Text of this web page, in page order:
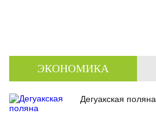
ЭКОНОМИКА
Дегуакская поляна